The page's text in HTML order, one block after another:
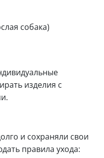
собака)
изделия с
и сохраняли свои
правила ухода: